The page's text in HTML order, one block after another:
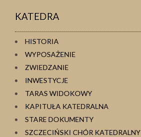
KATEDRA
HISTORIA
WYPOSAŻENIE
ZWIEDZANIE
INWESTYCJE
TARAS WIDOKOWY
KAPITUŁA KATEDRALNA
STARE DOKUMENTY
SZCZECIŃSKI CHÓR KATEDRALNY